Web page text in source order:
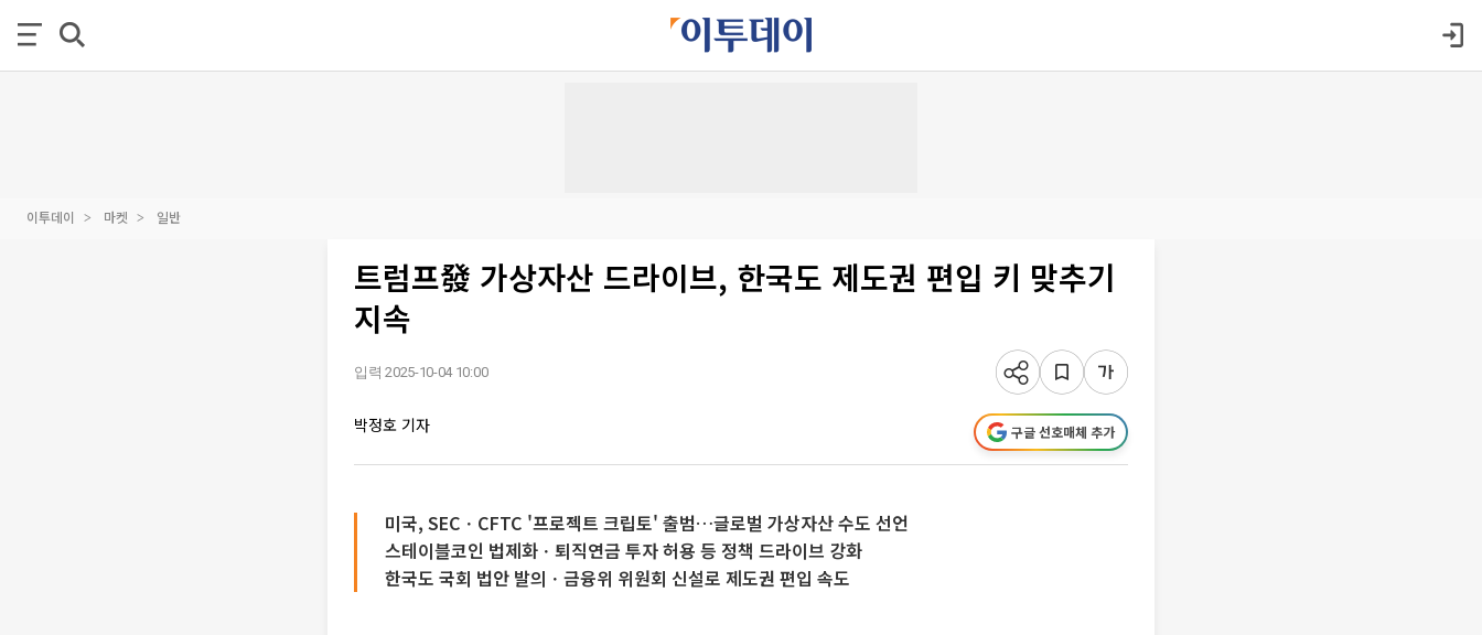
이투데이 마켓 일반
트럼프發 가상자산 드라이브, 한국도 제도권 편입 키 맞추기
지속
입력 2025-10-04 10:00
박정호 기자 구글 선호매체 추가
미국, SECㆍCFTC '프로젝트 크립토' 출범…글로벌 가상자산 수도 선언
스테이블코인 법제화ㆍ퇴직연금 투자 허용 등 정책 드라이브 강화
한국도 국회 법안 발의ㆍ금융위 위원회 신설로 제도권 편입 속도